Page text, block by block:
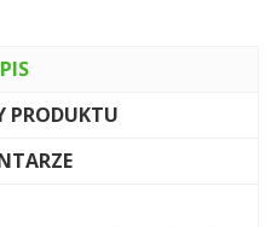
PRODUKTU